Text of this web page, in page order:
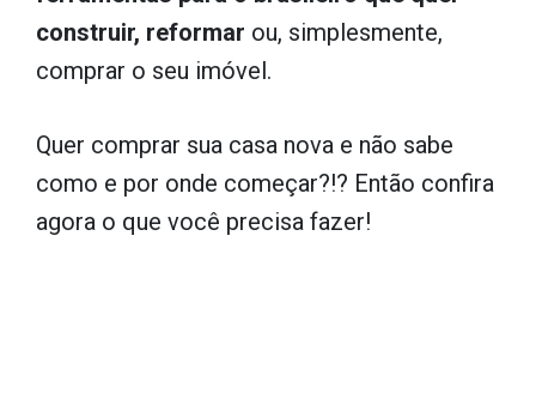
construir, reformar ou, simplesmente,
comprar o seu imóvel.
Quer comprar sua casa nova e não sabe
como e por onde começar?!? Então confira
agora o que você precisa fazer!